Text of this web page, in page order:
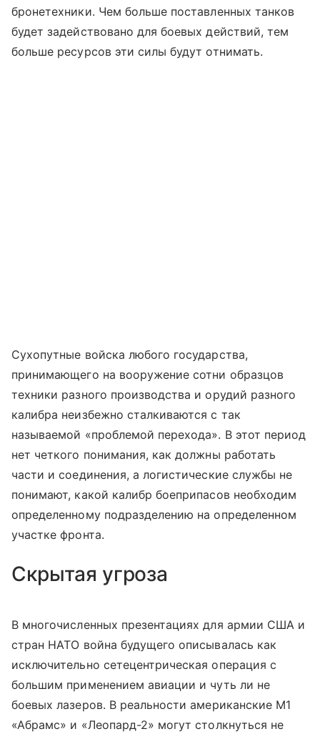
бронетехники. Чем больше поставленных танков
будет задействовано для боевых действий, тем
больше ресурсов эти силы будут отнимать.
Сухопутные войска любого государства,
принимающего на вооружение сотни образцов
техники разного производства и орудий разного
калибра неизбежно сталкиваются с так
называемой «проблемой перехода». В этот период
нет четкого понимания, как должны работать
части и соединения, а логистические службы не
понимают, какой калибр боеприпасов необходим
определенному подразделению на определенном
участке фронта.
Скрытая угроза
В многочисленных презентациях для армии США и
стран НАТО война будущего описывалась как
исключительно сетецентрическая операция с
большим применением авиации и чуть ли не
боевых лазеров. В реальности американские М1
«Абрамс» и «Леопард-2» могут столкнуться не